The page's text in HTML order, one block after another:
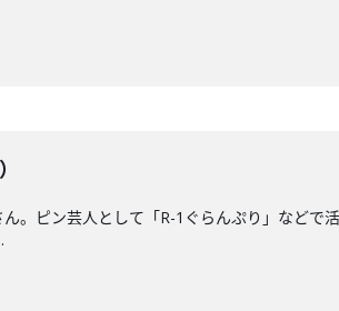
。ピン芸人として「R-1ぐらんぷり」など